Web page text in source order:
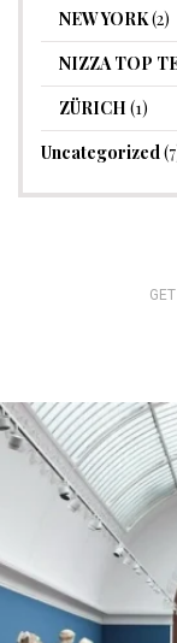
NEW YORK(2)
NIZZA TOP
ZÜRICH (1)
Uncategorized